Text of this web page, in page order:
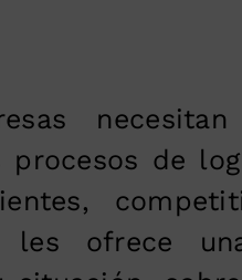
procesos de
les ofrece